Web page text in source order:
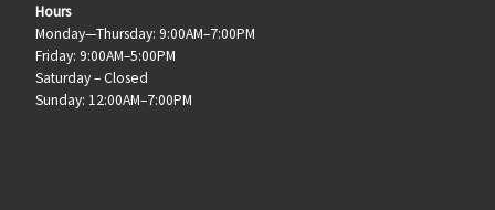
Hours
Monday—Thursday: 9:00AM–7:00PM
Friday: 9:00AM–5:00PM
Saturday – Closed
Sunday: 12:00AM–7:00PM